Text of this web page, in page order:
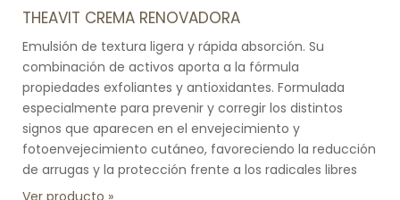
THEAVIT CREMA RENOVADORA
Emulsión de textura ligera y rápida absorción. Su
combinación de activos aporta a la fórmula
propiedades exfoliantes y antioxidantes. Formulada
especialmente para prevenir y corregir los distintos
signos que aparecen en el envejecimiento y
fotoenvejecimiento cutáneo, favoreciendo la reducción
de arrugas y la protección frente a los radicales libres
Ver producto